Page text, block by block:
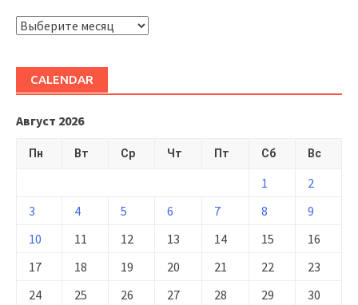
ARHIVĂ
CALENDAR
Август 2026
Пн Вт Ср Чт Пт Сб Вс
1
2
3
4 5 6 7 8
9
10
11 12 13 14 15
16
17
18 19 20 21 22
23
24
25 26 27 28 29
30